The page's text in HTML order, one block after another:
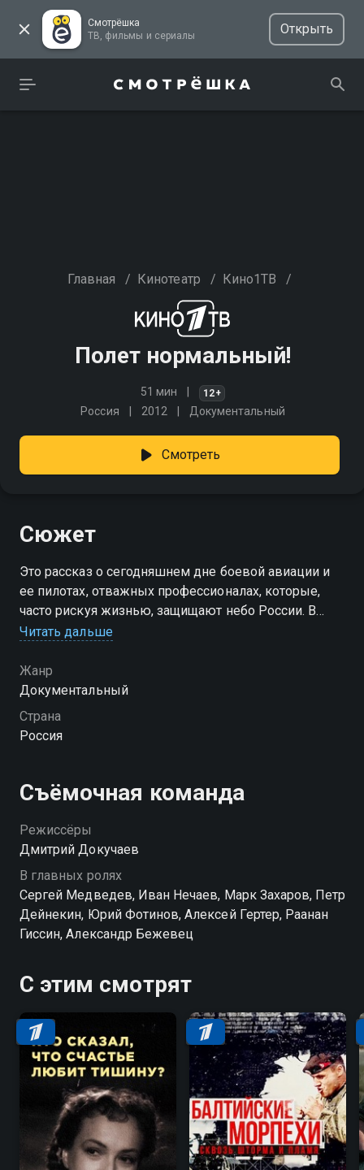
Смотрёшка
ТВ, фильмы и сериалы
Открыть
Главная / Кинотеатр / Кино1ТВ /
Полет нормальный!
51 мин 12+
Россия 2012 Документальный
Смотреть
Сюжет
Это рассказ о сегодняшнем дне боевой авиации и
ее пилотах, отважных профессионалах, которые,
часто рискуя жизнью, защищают небо России. В
этом фильме неизвестные герои впервые
подвигов, о которых им было приказано молчать.
Читать дальше
Жанр
Документальный
Страна
Россия
Съёмочная команда
Режиссёры
Дмитрий Докучаев
В главных ролях
Сергей Медведев, Иван Нечаев, Марк Захаров, Петр
Дейнекин, Юрий Фотинов, Алексей Гертер, Раанан
Гиссин, Александр Бежевец
С этим смотрят